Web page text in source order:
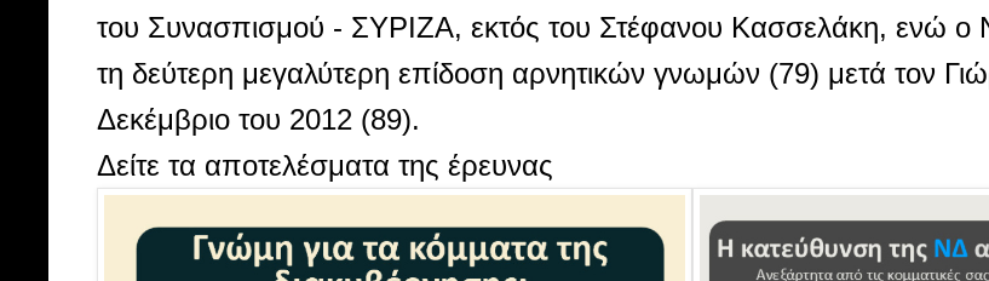
του Συνασπισμού - ΣΥΡΙΖΑ, εκτός του Στέφανου Κασσελάκη, ενώ ο
τη δεύτερη μεγαλύτερη επίδοση αρνητικών γνωμών (79) μετά τον
Δεκέμβριο του 2012 (89).
Δείτε τα αποτελέσματα της έρευνας